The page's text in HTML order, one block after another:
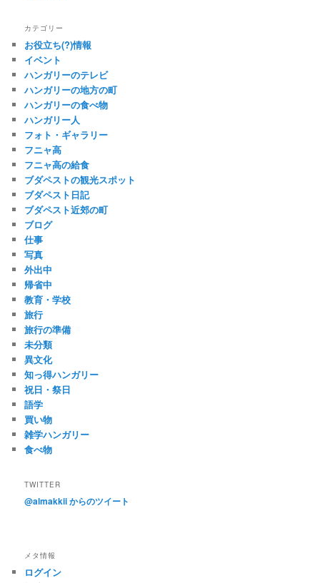
カテゴリー
お役立ち(?)情報
イベント
ハンガリーのテレビ
ハンガリーの地方の町
ハンガリーの食べ物
ハンガリー人
フォト・ギャラリー
フニャ高
フニャ高の給食
ブダペストの観光スポット
ブダペスト日記
ブダペスト近郊の町
ブログ
仕事
写真
外出中
帰省中
教育・学校
旅行
旅行の準備
未分類
異文化
知っ得ハンガリー
祝日・祭日
語学
買い物
雑学ハンガリー
食べ物
TWITTER
@almakkii からのツイート
メタ情報
ログイン